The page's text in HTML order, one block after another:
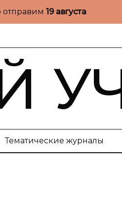
отправим 19 августа
Тематические журналы